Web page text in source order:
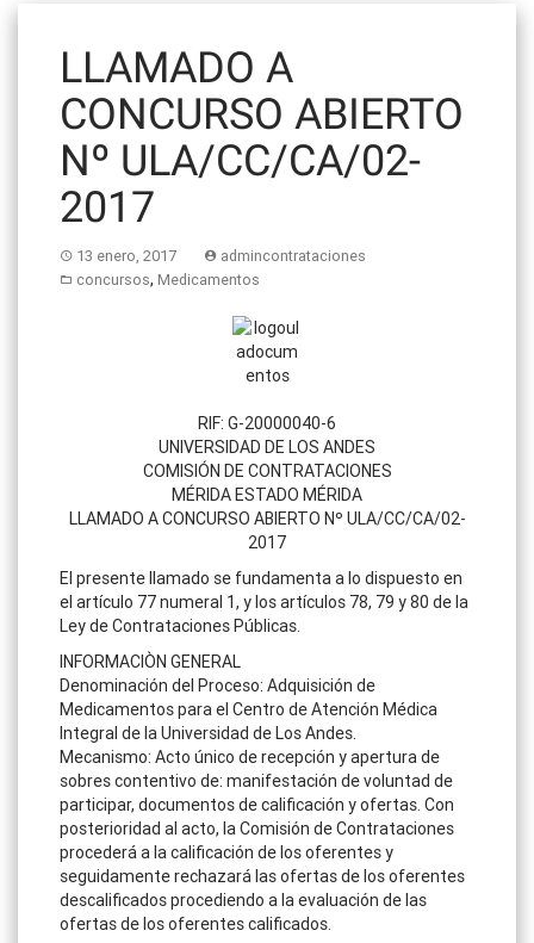
LLAMADO A
CONCURSO ABIERTO
Nº ULA/CC/CA/02-
2017
13 enero, 2017
admincontrataciones
concursos, Medicamentos
RIF: G-20000040-6
UNIVERSIDAD DE LOS ANDES
COMISIÓN DE CONTRATACIONES
MÉRIDA ESTADO MÉRIDA
LLAMADO A CONCURSO ABIERTO Nº ULA/CC/CA/02-
2017
El presente llamado se fundamenta a lo dispuesto en
el artículo 77 numeral 1, y los artículos 78, 79 y 80 de la
Ley de Contrataciones Públicas.
INFORMACIÒN GENERAL
Denominación del Proceso: Adquisición de
Medicamentos para el Centro de Atención Médica
Integral de la Universidad de Los Andes.
Mecanismo: Acto único de recepción y apertura de
sobres contentivo de: manifestación de voluntad de
participar, documentos de calificación y ofertas. Con
posterioridad al acto, la Comisión de Contrataciones
procederá a la calificación de los oferentes y
seguidamente rechazará las ofertas de los oferentes
descalificados procediendo a la evaluación de las
ofertas de los oferentes calificados.